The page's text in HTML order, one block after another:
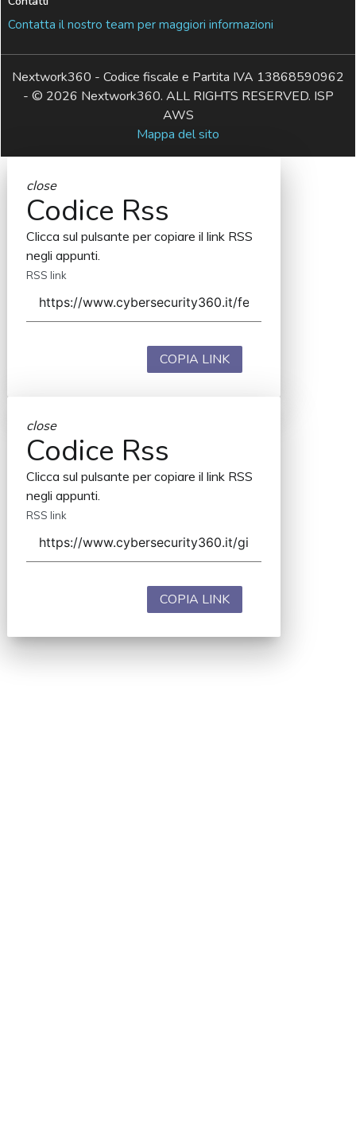
Contatta il nostro team per maggiori informazioni
Nextwork360 - Codice fiscale e Partita IVA 13868590962
- © 2026 Nextwork360. ALL RIGHTS RESERVED. ISP
AWS
Mappa del sito
close
Codice Rss
Clicca sul pulsante per copiare il link RSS
negli appunti.
RSS link
COPIA LINK
close
Codice Rss
Clicca sul pulsante per copiare il link RSS
negli appunti.
RSS link
COPIA LINK